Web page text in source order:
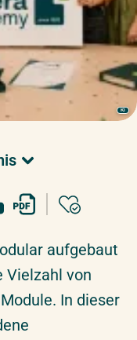
KI
aufgebaut
Vielzahl von
In dieser